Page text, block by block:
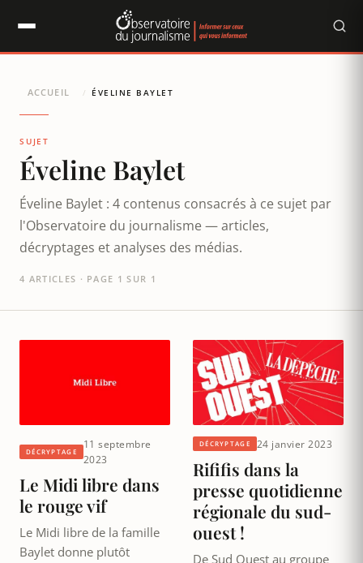
ACCUEIL / ÉVELINE BAYLET
SUJET
Éveline Baylet
Éveline Baylet : 4 contenus consacrés à ce sujet par
l'Observatoire du journalisme — articles,
décryptages et analyses des médias.
4 ARTICLES · PAGE 1 SUR 1
DÉCRYPTAGE
11 septembre
2023
Le Midi libre dans
le rouge vif
Le Midi libre de la famille
Baylet donne plutôt
DÉCRYPTAGE 24 janvier 2023
Rififis dans la
presse quotidienne
régionale du sud-
ouest !
De Sud Ouest au groupe
Panneau de gestion des cookies